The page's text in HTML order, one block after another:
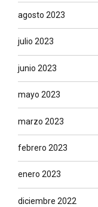
agosto 2023
julio 2023
junio 2023
mayo 2023
marzo 2023
febrero 2023
enero 2023
diciembre 2022